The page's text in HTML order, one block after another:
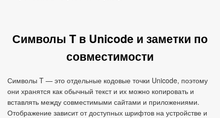
Символы T в Unicode и заметки по
совместимости
Символы T — это отдельные кодовые точки Unicode, поэтому
они хранятся как обычный текст и их можно копировать и
вставлять между совместимыми сайтами и приложениями.
Отображение зависит от доступных шрифтов на устройстве и